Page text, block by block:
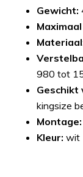
Gewicht:
980 tot
Geschikt
kingsize
Montage:
Kleur: wit